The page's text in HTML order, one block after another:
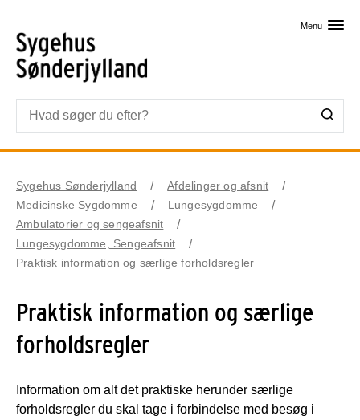
Menu
Sygehus Sønderjylland
Afdelinger og afsnit
Medicinske Sygdomme
Lungesygdomme
Ambulatorier og sengeafsnit
Lungesygdomme, Sengeafsnit
Praktisk information og særlige forholdsregler
Praktisk information og særlige
forholdsregler
Information om alt det praktiske herunder særlige
forholdsregler du skal tage i forbindelse med besøg i